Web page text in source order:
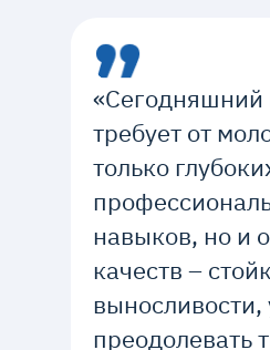
«Сегодняшний
требует от
только
навыков, но и
качеств –
выносливости,
преодолевать